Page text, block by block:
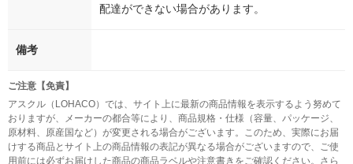
配達ができない場合があります。
備考
ご注意【免責】
アスクル（LOHACO）では、サイト上に最新の商品情報を表示するよう努めて
おりますが、メーカーの都合等により、商品規格・仕様（容量、パッケージ、
原材料、原産国など）が変更される場合がございます。このため、実際にお届
けする商品とサイト上の商品情報の表記が異なる場合がございますので、ご使
用前には必ずお届けした商品の商品ラベルや注意書きをご確認ください。さら